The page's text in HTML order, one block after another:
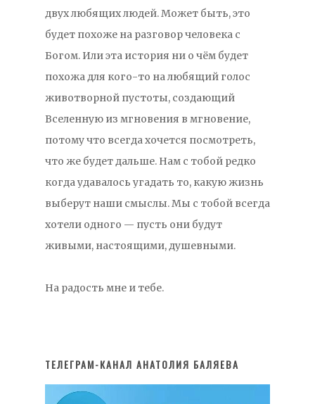
двух любящих людей. Может быть, это
будет похоже на разговор человека с
Богом. Или эта история ни о чём будет
похожа для кого-то на любящий голос
животворной пустоты, создающий
Вселенную из мгновения в мгновение,
потому что всегда хочется посмотреть,
что же будет дальше. Нам с тобой редко
когда удавалось угадать то, какую жизнь
выберут наши смыслы. Мы с тобой всегда
хотели одного — пусть они будут
живыми, настоящими, душевными.
На радость мне и тебе.
ТЕЛЕГРАМ-КАНАЛ АНАТОЛИЯ БАЛЯЕВА